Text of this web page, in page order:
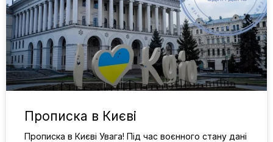
Прописка в Києві
Прописка в Києві Увага! Під час воєнного стану дані